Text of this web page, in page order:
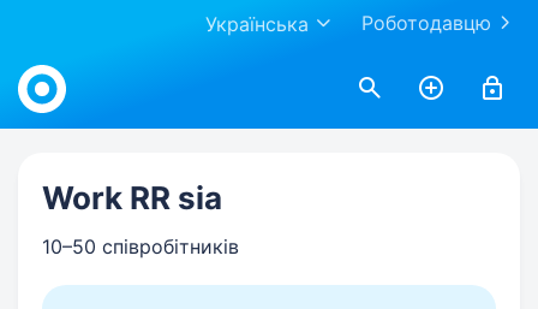
Роботодавцю
Українська
Work.ua
Work RR sia
10–50 співробітників